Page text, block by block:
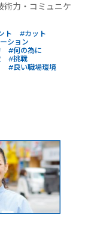
術力・コミュニケ
ト
#カット
ション
#何の為に
#挑戦
#良い職場環境